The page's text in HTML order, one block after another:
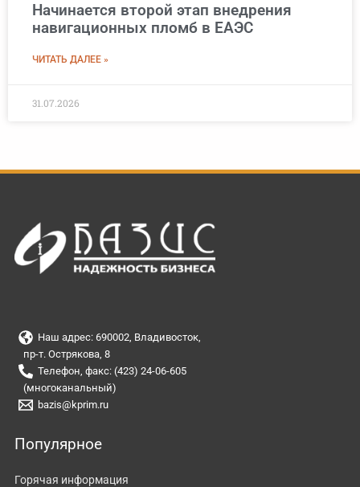
Начинается второй этап внедрения
навигационных пломб в ЕАЭС
ЧИТАТЬ ДАЛЕЕ »
31.07.2026
Наш адрес: 690002, Владивосток,
пр-т. Острякова, 8
Телефон, факс: (423) 24-06-605
(многоканальный)
bazis@kprim.ru
Популярное
Горячая информация